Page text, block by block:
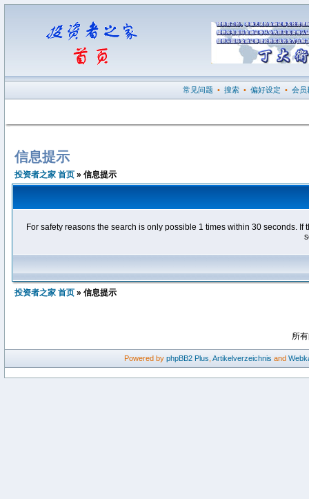
常见问题 • 搜索 • 偏好设定 • 会员
信息提示
投资者之家 首页 » 信息提示
For safety reasons the search is only possible 1 times within 30 seconds.
投资者之家 首页 » 信息提示
所
Powered by phpBB2 Plus Artikelverzeichnis and